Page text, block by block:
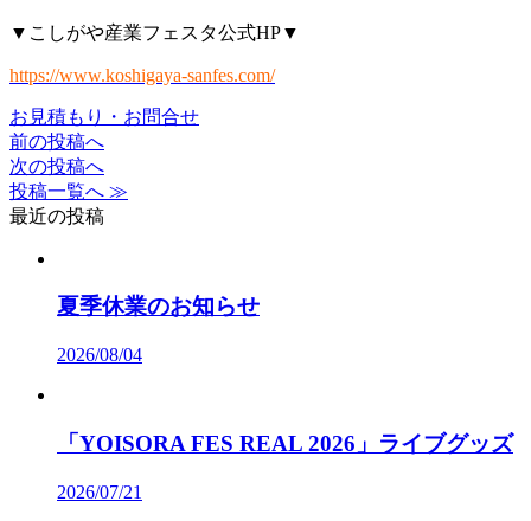
▼こしがや産業フェスタ公式HP▼
https://www.koshigaya-sanfes.com/
お見積もり・お問合せ
前の投稿へ
次の投稿へ
投稿一覧へ ≫
最近の投稿
夏季休業のお知らせ
2026/08/04
「YOISORA FES REAL 2026」ライブグッズ
2026/07/21